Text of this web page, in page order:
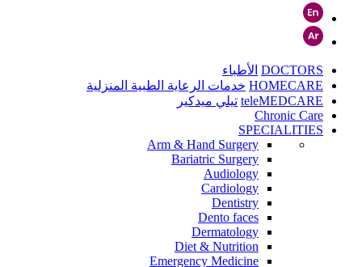
DOCTORS الأطباء
HOMECARE خدمات الرعاية الطبية المنزلية
teleMEDCARE تيلي ميدكير
Chronic Care
SPECIALITIES
Arm & Hand Surgery
Bariatric Surgery
Audiology
Cardiology
Dentistry
Dento faces
Dermatology
Diet & Nutrition
Emergency Medicine